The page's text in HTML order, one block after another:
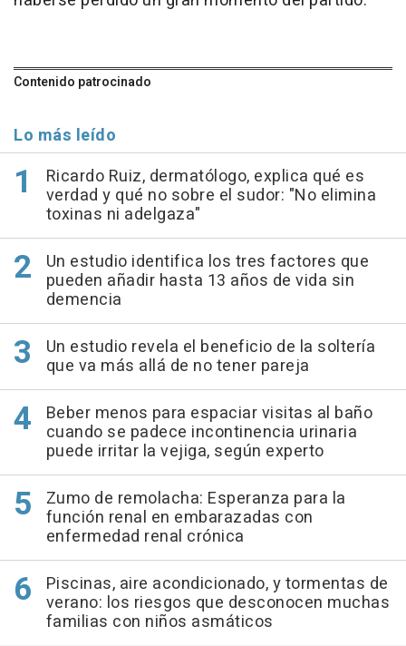
Contenido patrocinado
Lo más leído
Ricardo Ruiz, dermatólogo, explica qué es
verdad y qué no sobre el sudor: "No elimina
toxinas ni adelgaza"
Un estudio identifica los tres factores que
pueden añadir hasta 13 años de vida sin
demencia
Un estudio revela el beneficio de la soltería
que va más allá de no tener pareja
Beber menos para espaciar visitas al baño
cuando se padece incontinencia urinaria
puede irritar la vejiga, según experto
Zumo de remolacha: Esperanza para la
función renal en embarazadas con
enfermedad renal crónica
Piscinas, aire acondicionado, y tormentas de
verano: los riesgos que desconocen muchas
familias con niños asmáticos